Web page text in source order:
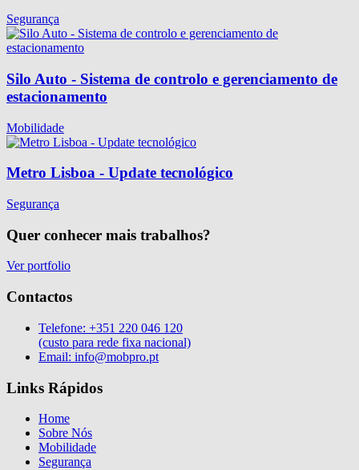
Segurança
Silo Auto - Sistema de controlo e gerenciamento de
estacionamento
Mobilidade
Metro Lisboa - Update tecnológico
Segurança
Quer conhecer mais trabalhos?
Ver portfolio
Contactos
Telefone: +351 220 046 120
(custo para rede fixa nacional)
Email: info@mobpro.pt
Links Rápidos
Home
Sobre Nós
Mobilidade
Segurança